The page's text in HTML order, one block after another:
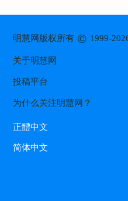
明慧网版权所有© 1999-
关于明慧网
投稿平台
为什么关注明慧网？
正體中文
简体中文